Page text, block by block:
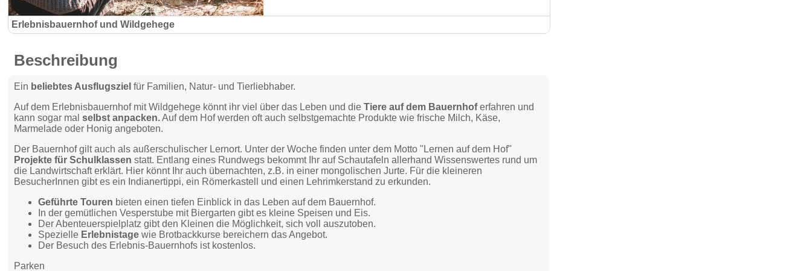
Erlebnisbauernhof und Wildgehege
Beschreibung
Ein beliebtes Ausflugsziel für Familien, Natur- und Tierliebhaber.
Auf dem Erlebnisbauernhof mit Wildgehege könnt ihr viel über das Leben und die Tiere auf dem Bauernhoferfahren und
kann sogar malselbst anpacken.Auf dem Hof werden oft auch selbstgemachte Produkte wie frische Milch, Käse,
Marmelade oder Honig angeboten.
Der Bauernhof gilt auch als außerschulischer Lernort. Unter der Woche finden unter dem Motto "Lernen auf dem Hof"
Projekte für Schulklassen statt. Entlang eines Rundwegs bekommt Ihr auf Schautafeln allerhand Wissenswertes rund um
die Landwirtschaft erklärt. Hier könnt Ihr auch übernachten, z.B. in einer mongolischen Jurte. Für die kleineren
BesucherInnen gibt es ein Indianertippi, ein Römerkastell und einen Lehrimkerstand zu erkunden.
Geführte Touren bieten einen tiefen Einblick in das Leben auf dem Bauernhof.
In der gemütlichen Vesperstube mit Biergarten gibt es kleine Speisen und Eis.
Der Abenteuerspielplatz gibt den Kleinen die Möglichkeit, sich voll auszutoben.
Spezielle Erlebnistage wie Brotbackkurse bereichern das Angebot.
Der Besuch des Erlebnis-Bauernhofs ist kostenlos.
Parken